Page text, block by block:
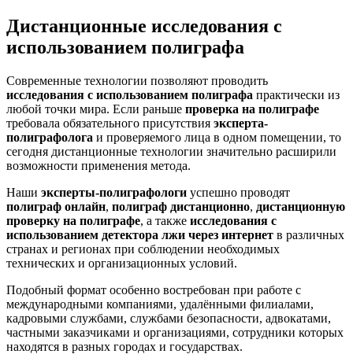
Дистанционные исследования с
использованием полиграфа
Современные технологии позволяют проводить
исследования с использованием полиграфа практически из
любой точки мира. Если раньше проверка на полиграфе
требовала обязательного присутствия эксперта-
полиграфолога и проверяемого лица в одном помещении, то
сегодня дистанционные технологии значительно расширили
возможности применения метода.
Наши эксперты-полиграфологи успешно проводят
полиграф онлайн, полиграф дистанционно, дистанционную
проверку на полиграфе, а также исследования с
использованием детектора лжи через интернет в различных
странах и регионах при соблюдении необходимых
технических и организационных условий.
Подобный формат особенно востребован при работе с
международными компаниями, удалёнными филиалами,
кадровыми службами, службами безопасности, адвокатами,
частными заказчиками и организациями, сотрудники которых
находятся в разных городах и государствах.